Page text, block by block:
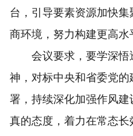
台，引导要素资源加快
商环境，努力构建更高水
会议要求，要学深悟
神，对标中央和省委党
署，持续深化加强作风
真的态度，着力在常态